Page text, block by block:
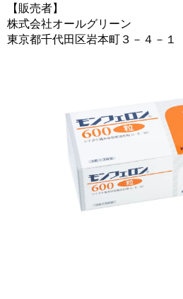
【販売者】
株式会社オールグリーン
東京都千代田区岩本町３－４－１